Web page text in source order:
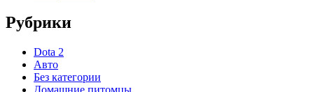
Рубрики
Dota 2
Авто
Без категории